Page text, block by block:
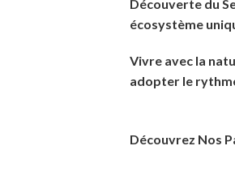
Découverte du
écosystème
Vivre avec la
adopter le
Découvrez Nos